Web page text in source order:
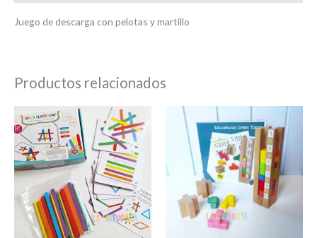
Juego de descarga con pelotas y martillo
Productos relacionados